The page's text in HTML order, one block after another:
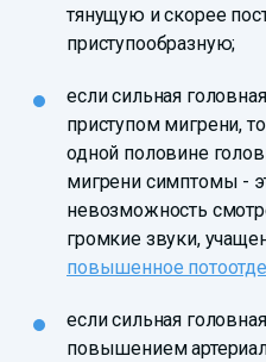
тянущую и скорее
приступообразную;
если сильная
приступом мигрени,
одной половине
мигрени симптомы -
невозможность
громкие звуки,
повышенное
если сильная
повышением